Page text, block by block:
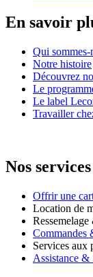
En savoir
Qui sommes-
Notre histoire
Découvrez
Le
Le label
Travailler
Nos services
Offrir une
Location de
Commandes
Services aux
Assistance